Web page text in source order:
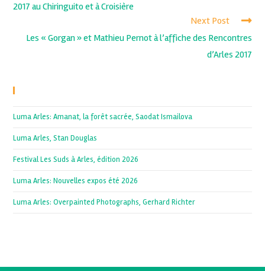
2017 au Chiringuito et à Croisière
Next Post
Les « Gorgan » et Mathieu Pernot à l’affiche des Rencontres
d’Arles 2017
Luma Arles: Amanat, la forêt sacrée, Saodat Ismailova
Luma Arles, Stan Douglas
Festival Les Suds à Arles, édition 2026
Luma Arles: Nouvelles expos été 2026
Luma Arles: Overpainted Photographs, Gerhard Richter